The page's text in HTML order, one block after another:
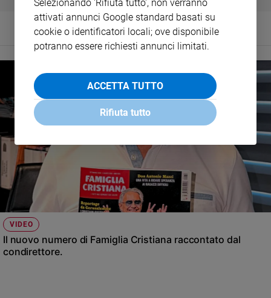
VIDEO
Il nuovo numero di Famiglia Cristiana raccontato dal
condirettore.
Selezionando 'Rifiuta tutto', non verranno
attivati annunci Google standard basati su
cookie o identificatori locali; ove disponibile
potranno essere richiesti annunci limitati.
ACCETTA TUTTO
Rifiuta tutto